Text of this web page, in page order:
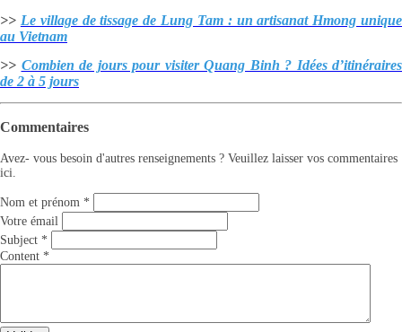
>> Le village de tissage de Lung Tam : un artisanat Hmong unique
au Vietnam
>> Combien de jours pour visiter Quang Binh ? Idées d’itinéraires
de 2 à 5 jours
Commentaires
Avez- vous besoin d'autres renseignements ? Veuillez laisser vos commentaires
ici.
Nom et prénom *
Votre émail
Subject *
Content *